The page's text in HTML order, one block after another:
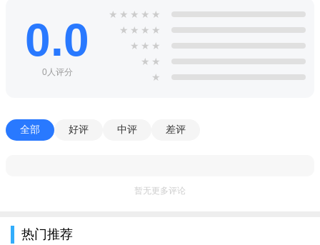
0.0
0人评分
★ ★ ★ ★ ★
★ ★ ★ ★
★ ★ ★
★ ★
★
全部 好评 中评 差评
暂无更多评论
热门推荐